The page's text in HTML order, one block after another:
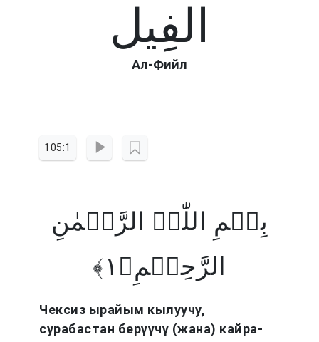
الفِیل
Ал-Фийл
105:1
بِسۡمِ اللّٰہِ الرَّحۡمٰنِ
الرَّحِیۡمِ﴿۱﴾
Чексиз ырайым кылуучу,
сурабастан берүүчү (жана) кайра-